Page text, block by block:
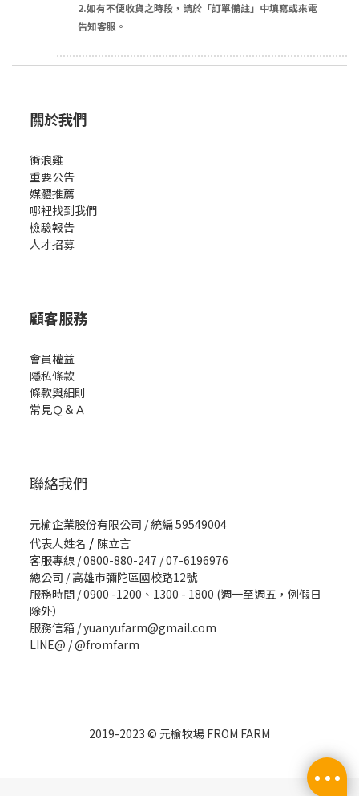
2.如有不便收貨之時段，請於「訂單備註」中填寫或來電
告知客服。
關於我們
衝浪雞
重要公告
媒體推薦
哪裡找到我們
檢驗報告
人才招募
顧客服務
會員權益
隱私條款
條款與細則
常見Ｑ＆Ａ
聯絡我們
元榆企業股份有限公司 / 統編 59549004
代表人姓名 / 陳立言
客服專線 / 0800-880-247 / 07-6196976
總公司 / 高雄市彌陀區國校路12號
服務時間 / 0900 -1200、1300 - 1800 (週一至週五，例假日
除外）
服務信箱 / yuanyufarm@gmail.com
LINE@ /@fromfarm
2019-2023 © 元榆牧場 FROM FARM